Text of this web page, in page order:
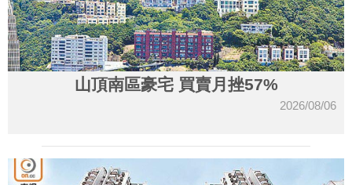
山頂南區豪宅 買賣月挫57%
2026/08/06